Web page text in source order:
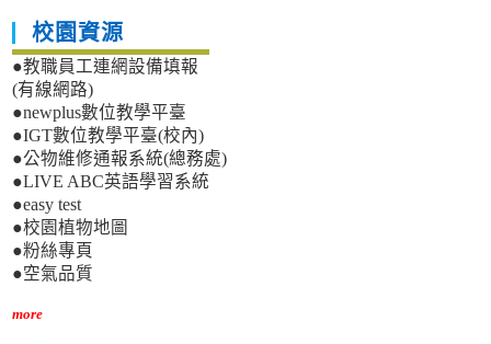
校園資源
●教職員工連網設備填報
(有線網路)
●newplus數位教學平臺
●IGT數位教學平臺(校內)
●公物維修通報系統(總務處)
●LIVE ABC英語學習系統
●easy test
●校園植物地圖
●粉絲專頁
●空氣品質
more